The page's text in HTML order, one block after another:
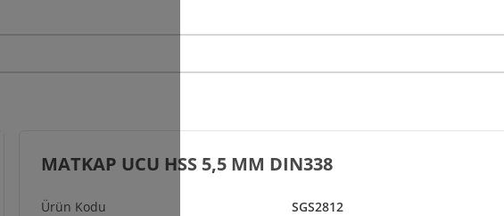
SGS2812
MATKAP UCU HSS 5,5 MM DIN338